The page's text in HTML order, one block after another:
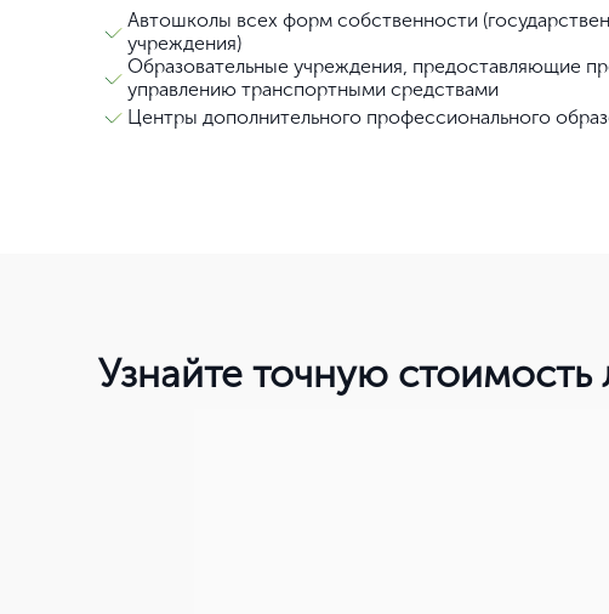
Автошколы всех форм собственности
учреждения)
Образовательные учреждения, предоставляющие
управлению транспортными средствами
Центры дополнительного профессионального
Узнайте точную